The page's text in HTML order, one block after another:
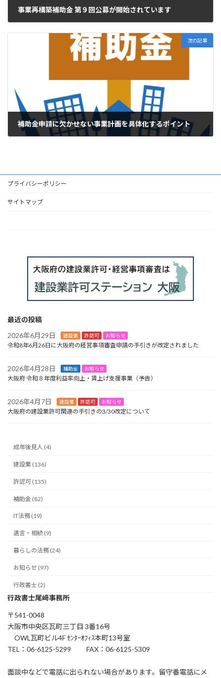
事業再構築補助金 第９回公募が開始されています
次の記事
補助金申請に欠かせない事業計画を具体化するポイント
プライバシーポリシー
サイトマップ
最近の投稿
2026年6月29日
建設業 許認可 お知らせ
令和8年6月26日に大阪府の経営事項審査申請の手引きが改定されました
2026年4月28日 補助金 お知らせ
大阪府 令和８年度利益率向上・賃上げ支援事業（予告）
2026年4月7日 建設業 許認可 お知らせ
大阪府の建設業許可関連の手引きの3/30改定について
成年後見人 (4)
建設業 (136)
許認可 (135)
補助金 (82)
IT法務 (19)
遺言・相続 (9)
暮らしの法務 (24)
お知らせ (97)
行政書士 (2)
行政書士尾﨑事務所
〒541-0048
大阪市中央区瓦町三丁目 3番16号
OWL瓦町ビル4F ｾﾝﾀｰｵﾌｨｽ本町13号室
TEL：06-6125-5299 FAX：06-6125-5309
面談中などで電話に出られない場合があります。留守番電話にメ